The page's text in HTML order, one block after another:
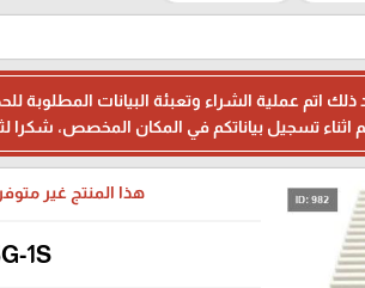
ذلك اتم عملية الشراء وتعبئة البيانات
هذا المنتج غير
1S